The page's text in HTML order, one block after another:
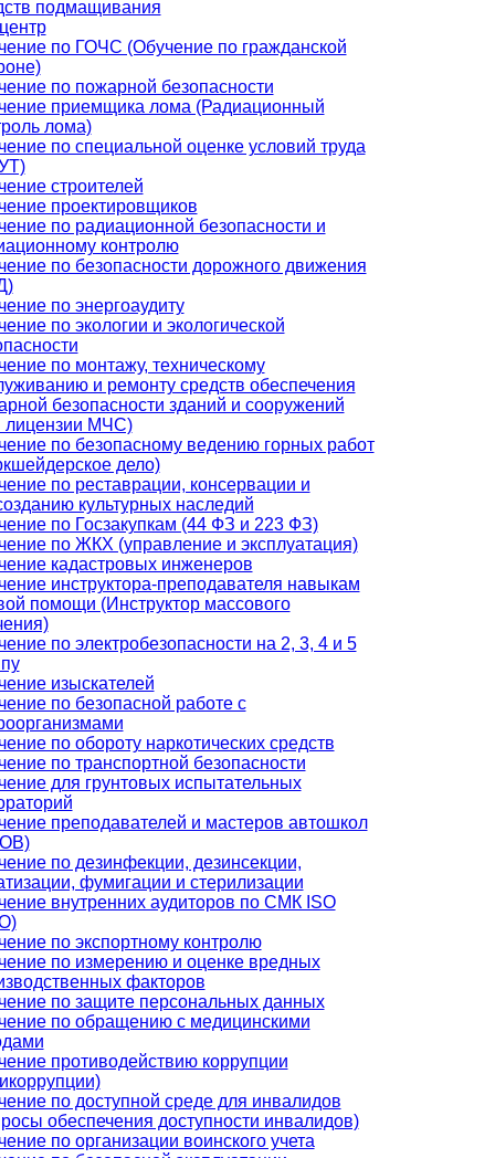
подмащивания
по ГОЧС (Обучение по гражданской
по пожарной безопасности
приемщика лома (Радиационный
лома)
по специальной оценке условий труда
строителей
проектировщиков
по радиационной безопасности и
контролю
по безопасности дорожного движения
по энергоаудиту
по экологии и экологической
по монтажу, техническому
и ремонту средств обеспечения
безопасности зданий и сооружений
лицензии МЧС)
по безопасному ведению горных работ
дело)
по реставрации, консервации и
культурных наследий
по Госзакупкам (44 ФЗ и 223 ФЗ)
по ЖКХ (управление и эксплуатация)
кадастровых инженеров
инструктора-преподавателя навыкам
помощи (Инструктор массового
по электробезопасности на 2, 3, 4 и 5
изыскателей
по безопасной работе с
по обороту наркотических средств
по транспортной безопасности
для грунтовых испытательных
преподавателей и мастеров автошкол
по дезинфекции, дезинсекции,
фумигации и стерилизации
внутренних аудиторов по СМК ISO
по экспортному контролю
по измерению и оценке вредных
факторов
по защите персональных данных
по обращению с медицинскими
противодействию коррупции
по доступной среде для инвалидов
обеспечения доступности инвалидов)
по организации воинского учета